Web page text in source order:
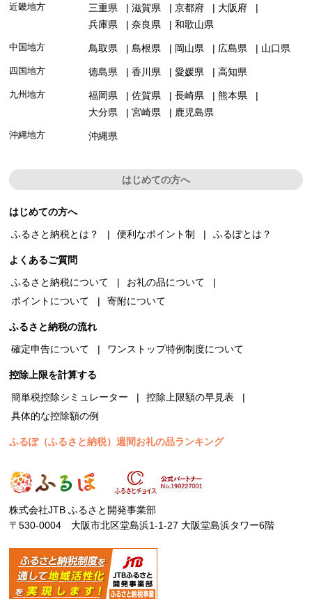
近畿地方 三重県 滋賀県 京都府
大阪府
兵庫県
奈良県 和歌山県
中国地方 鳥取県 島根県 岡山県 広島県 山口県
四国地方 徳島県 香川県 愛媛県 高知県
九州地方 福岡県 佐賀県 長崎県
熊本県
大分県
宮崎県 鹿児島県
沖縄地方 沖縄県
はじめての方へ
はじめての方へ
ふるさと納税とは？
便利なポイント制 ふるぽとは？
よくあるご質問
ふるさと納税について
お礼の品について
ポイントについて
寄附について
ふるさと納税の流れ
確定申告について
ワンストップ特例制度について
控除上限を計算する
簡単税控除シミュレーター
控除上限額の早見表
具体的な控除額の例
ふるぽ（ふるさと納税）週間お礼の品ランキング
株式会社JTB ふるさと開発事業部
〒530-0004 大阪市北区堂島浜1-1-27 大阪堂島浜タワー6階